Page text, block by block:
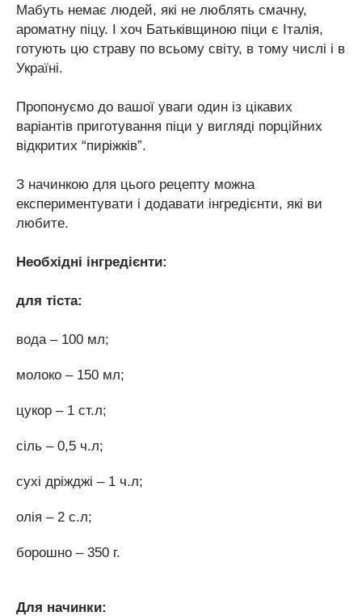
Мабуть немає людей, які не люблять смачну,
ароматну піцу. І хоч Батьківщиною піци є Італія,
готують цю страву по всьому світу, в тому числі і в
Україні.
Пропонуємо до вашої уваги один із цікавих
варіантів приготування піци у вигляді порційних
відкритих “пиріжків”.
З начинкою для цього рецепту можна
експериментувати і додавати інгредієнти, які ви
любите.
Необхідні інгредієнти:
для тіста:
вода – 100 мл;
молоко – 150 мл;
цукор – 1 ст.л;
сіль – 0,5 ч.л;
сухі дріжджі – 1 ч.л;
олія – 2 с.л;
борошно – 350 г.
Для начинки: